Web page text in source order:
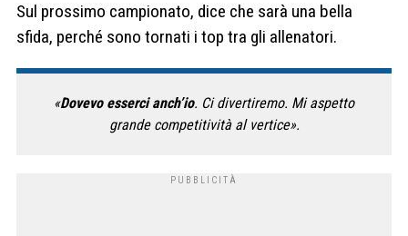
Sul prossimo campionato, dice che sarà una bella
sfida, perché sono tornati i top tra gli allenatori.
«Dovevo esserci anch’io. Ci divertiremo. Mi aspetto
grande competitività al vertice».